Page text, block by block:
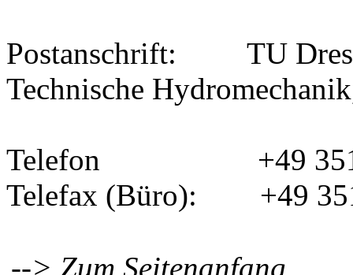
Postanschrift: TU
Technische
Telefon
+49
Telefax (Büro): +49
--> Zum Seitenanfang